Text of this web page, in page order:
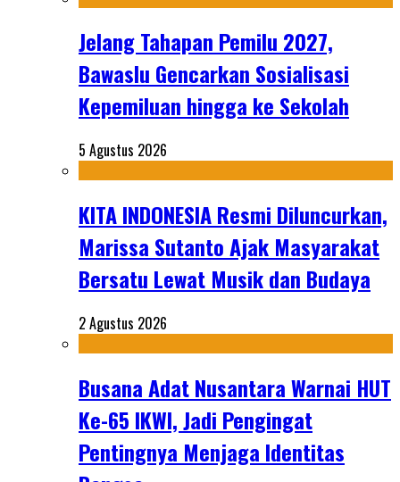
Jelang Tahapan Pemilu 2027,
Bawaslu Gencarkan Sosialisasi
Kepemiluan hingga ke Sekolah
5 Agustus 2026
KITA INDONESIA Resmi Diluncurkan,
Marissa Sutanto Ajak Masyarakat
Bersatu Lewat Musik dan Budaya
2 Agustus 2026
Busana Adat Nusantara Warnai HUT
Ke-65 IKWI, Jadi Pengingat
Pentingnya Menjaga Identitas